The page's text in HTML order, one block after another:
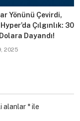
Yönünü Çevirdi,
Çılgınlık: 30
Dayandı!
2025
alanlar *ile